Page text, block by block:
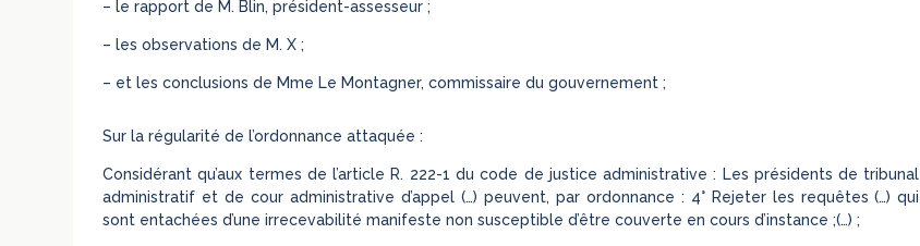
– le rapport de M. Blin, président-assesseur ;
– les observations de M. X ;
– et les conclusions de Mme Le Montagner, commissaire du gouvernement ;
Sur la régularité de l’ordonnance attaquée :
Considérant qu’aux termes de l’article R. 222-1 du code de justice administrative : Les présidents de tribunal
administratif et de cour administrative d’appel (…) peuvent, par ordonnance : 4° Rejeter les requêtes (…) qui
sont entachées d’une irrecevabilité manifeste non susceptible d’être couverte en cours d’instance ;(…) ;